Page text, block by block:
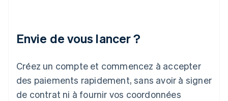
Envie de vous lancer ?
Créez un compte et commencez à accepter
des paiements rapidement, sans avoir à signer
de contrat ni à fournir vos coordonnées
Japon
Lettonie
English
Liechtenstein
DeutschEnglish